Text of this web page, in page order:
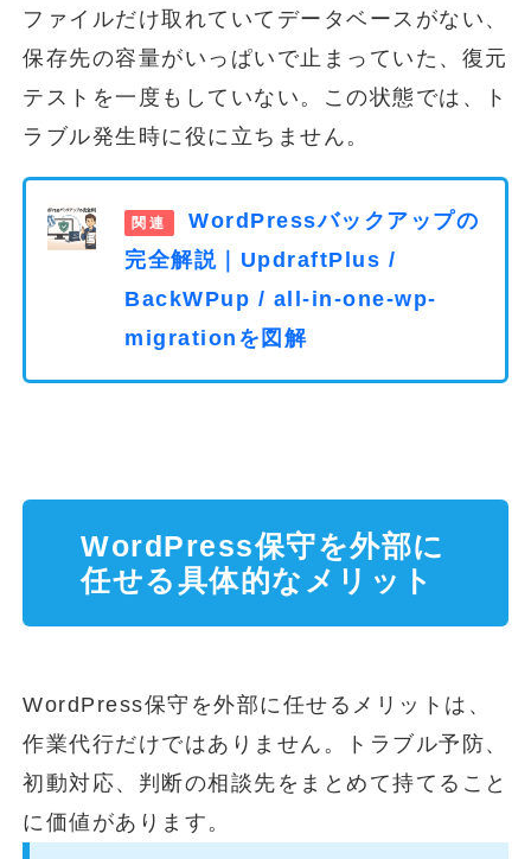
ファイルだけ取れていてデータベースがない、
保存先の容量がいっぱいで止まっていた、復元
テストを一度もしていない。この状態では、ト
ラブル発生時に役に立ちません。
WordPressバックアップの
完全解説｜UpdraftPlus /
BackWPup / all-in-one-wp-
migrationを図解
WordPress保守を外部に
任せる具体的なメリット
WordPress保守を外部に任せるメリットは、
作業代行だけではありません。トラブル予防、
初動対応、判断の相談先をまとめて持てること
に価値があります。